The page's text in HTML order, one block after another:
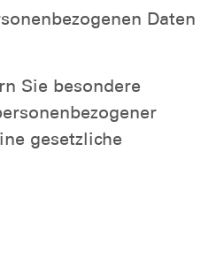
Daten
Sie besondere
gesetzliche